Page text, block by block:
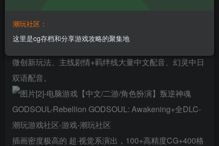
少女们，反抗压迫、共度危机与美好。还可抓幻灵美少
女、攻略她们（已有40+只），大量动态立绘+CG！
微创新玩法、主线剧情+羁绊线大量中文配音、幻灵中日
双语配音。
插画密度极高的 超·视觉系演出，100+高精度CG+400格
潮玩社区：
这里是cg存档和分享游戏攻略的聚集地